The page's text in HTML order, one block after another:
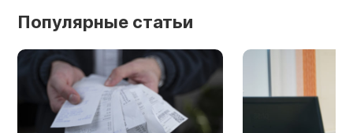
Популярные статьи